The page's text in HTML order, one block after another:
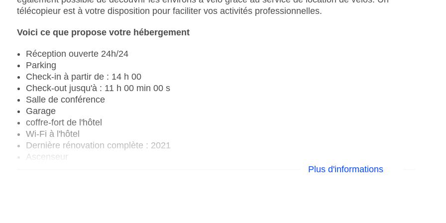
télécopieur est à votre disposition pour faciliter vos activités professionnelles.
Voici ce que propose votre hébergement
Réception ouverte 24h/24
Parking
Check-in à partir de : 14 h 00
Check-out jusqu'à : 11 h 00 min 00 s
Salle de conférence
Garage
coffre-fort de l'hôtel
Wi-Fi à l'hôtel
Dernière rénovation complète : 2021
Ascenseur
Plus d'informations